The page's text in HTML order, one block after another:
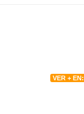
VER + EN: